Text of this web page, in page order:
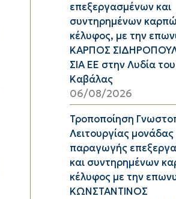
επεξεργασμένων και
συντηρημένων
κέλυφος, με την
ΚΑΡΠΟΣ
ΣΙΑ ΕΕ στην Λυδία
Καβάλας
06/08/2026
Τροποποίηση
Λειτουργίας μονάδας
παραγωγής
και συντηρημένων
κέλυφος με την
ΚΩΝΣΤΑΝΤΙΝΟΣ